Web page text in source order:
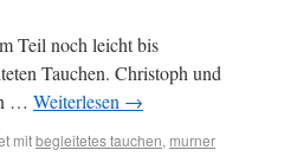
Teil noch leicht bis
Tauchen. Christoph und
… Weiterlesen →
mitbegleitetes tauchen, murner